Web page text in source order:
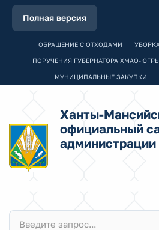
Полная версия
ОБРАЩЕНИЕ С ОТХОДАМИ
ПОРУЧЕНИЯ ГУБЕРНАТОРА ХМАО-
МУНИЦИПАЛЬНЫЕ ЗАКУПКИ
Ханты-
официальный
администрации